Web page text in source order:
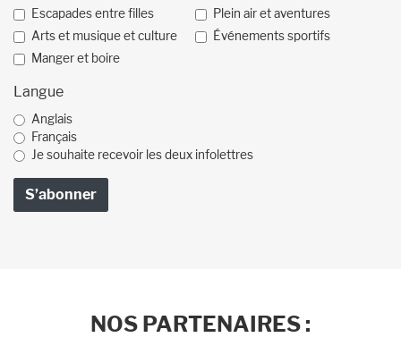
Escapades entre filles
Plein air et aventures
Arts et musique et culture
Événements sportifs
Manger et boire
Langue
Anglais
Français
Je souhaite recevoir les deux infolettres
NOS PARTENAIRES :